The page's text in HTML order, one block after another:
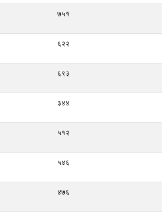
७५१
६२२
६९३
३४४
५१२
५४६
४७६